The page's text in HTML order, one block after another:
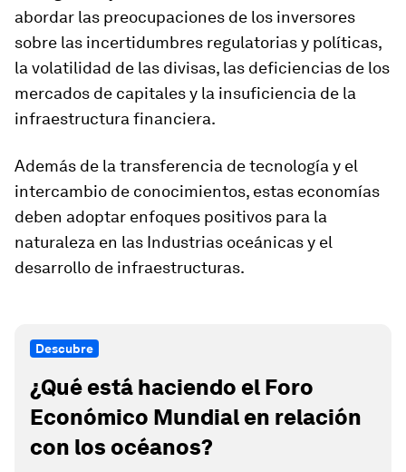
abordar las preocupaciones de los inversores
sobre las incertidumbres regulatorias y políticas,
la volatilidad de las divisas, las deficiencias de los
mercados de capitales y la insuficiencia de la
infraestructura financiera.
Además de la transferencia de tecnología y el
intercambio de conocimientos, estas economías
deben adoptar enfoques positivos para la
naturaleza en las Industrias oceánicas y el
desarrollo de infraestructuras.
Descubre
¿Qué está haciendo el Foro
Económico Mundial en relación
con los océanos?